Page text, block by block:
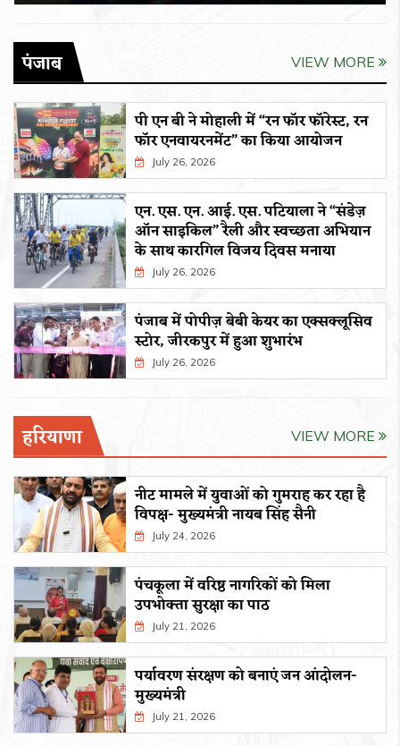
पंजाब VIEW MORE
पी एन बी ने मोहाली में “रन फॉर फॉरेस्ट, रन
फॉर एनवायरनमेंट” का किया आयोजन
July 26, 2026
एन. एस. एन. आई. एस. पटियाला ने “संडेज़
ऑन साइकिल” रैली और स्वच्छता अभियान
के साथ कारगिल विजय दिवस मनाया
July 26, 2026
पंजाब में पोपीज़ बेबी केयर का एक्सक्लूसिव
स्टोर, जीरकपुर में हुआ शुभारंभ
July 26, 2026
हरियाणा VIEW MORE
नीट मामले में युवाओं को गुमराह कर रहा है
विपक्ष- मुख्यमंत्री नायब सिंह सैनी
July 24, 2026
पंचकूला में वरिष्ठ नागरिकों को मिला
उपभोक्ता सुरक्षा का पाठ
July 21, 2026
पर्यावरण संरक्षण को बनाएं जन आंदोलन-
मुख्यमंत्री
July 21, 2026